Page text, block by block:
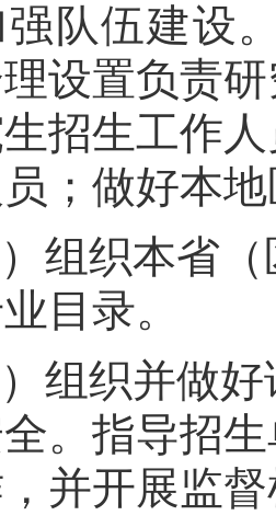
强队伍建设
设置负责
招生工作
；做好本
）组织本省
目录。
）组织并做
。指导招
并开展监